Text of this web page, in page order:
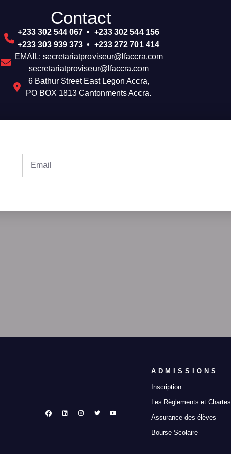
Contact
+233 302 544 067 • +233 302 544 156
+233 303 939 373 • +233 272 701 414
EMAIL: secretariatproviseur@lfaccra.com
secretariatproviseur@lfaccra.com
6 Bathur Street East Legon Accra,
PO BOX 1813 Cantonments Accra.
ADMISSIONS
Inscription
Les Règlements et Chartes
Assurance des élèves
Bourse Scolaire